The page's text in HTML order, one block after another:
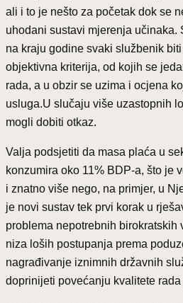
ali i to je nešto za početak dok se
uhodani sustavi mjerenja učinaka.
na kraju godine svaki službenik
objektivna kriterija, od kojih se
rada, a u obzir se uzima i ocjena
usluga.U slučaju više uzastopnih
mogli dobiti otkaz.
Valja podsjetiti da masa plaća u
konzumira oko 11% BDP-a, što je
i znatno više nego, na primjer, u
je novi sustav tek prvi korak u
problema nepotrebnih birokratskih
niza loših postupanja prema
nagrađivanje iznimnih državnih
doprinijeti povećanju kvalitete